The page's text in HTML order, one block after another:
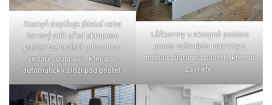
kuchyň doplňuje jídelní nebo
barový stůl před sklopnou
postel lze umístit pohodlnou
sedací soupravu, která se
automaticky složí pod postel.
lůžkoviny u sklopné postele
pouze zafixujete popruhy a
mohou zůstat na posteli, kterou
zavřete.